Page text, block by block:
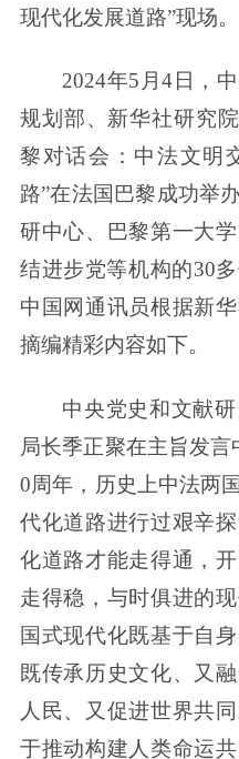
现代化发展道路”现场
2024年5月4日，
规划部、新华社研究
黎对话会：中法文明
路”在法国巴黎成功举
研中心、巴黎第一大
结进步党等机构的30
中国网通讯员根据新
摘编精彩内容如下。
中央党史和文献
局长季正聚在主旨发
0周年，历史上中法两
代化道路进行过艰辛
化道路才能走得通，
走得稳，与时俱进的
国式现代化既基于自
既传承历史文化、又
人民、又促进世界共
于推动构建人类命运